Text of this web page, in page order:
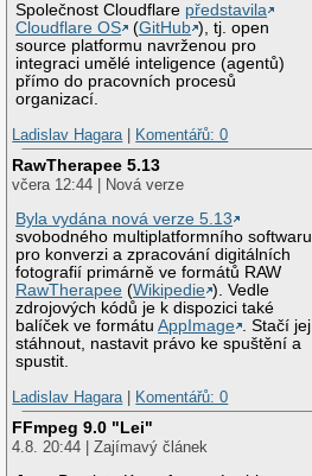
Společnost Cloudflare představila
Cloudflare OS
(GitHub ), tj. open
source platformu navrženou pro
integraci umělé inteligence (agentů)
přímo do pracovních procesů
organizací.
Ladislav Hagara
Komentářů: 0
RawTherapee 5.13
včera 12:44 | Nová verze
Byla vydána nová verze 5.13
svobodného multiplatformního softwaru
pro konverzi a zpracování digitálních
fotografií primárně ve formátů RAW
RawTherapee (Wikipedie ). Vedle
zdrojových kódů je k dispozici také
balíček ve formátuAppImage . Stačí jej
stáhnout, nastavit právo ke spuštění a
spustit.
Ladislav Hagara
Komentářů: 0
FFmpeg 9.0 "Lei"
4.8. 20:44 | Zajímavý článek